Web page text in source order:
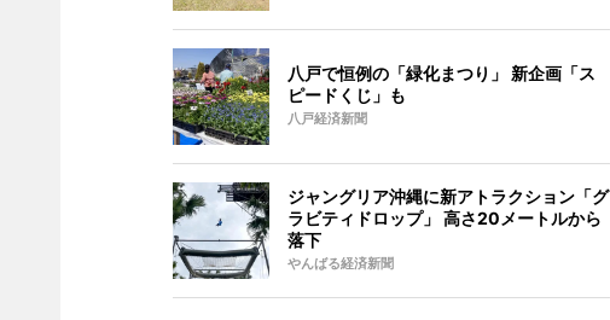
八戸で恒例の「緑化まつり」 新企画「ス
ピードくじ」も
八戸経済新聞
ジャングリア沖縄に新アトラクション「グ
ラビティドロップ」 高さ20メートルから
落下
やんばる経済新聞